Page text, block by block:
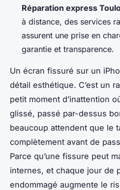
Réparation express
à distance, des services
assurent une prise en
garantie et transparence.
Un écran fissuré sur un
détail esthétique. C’est un
petit moment d’inattention
glissé, passé par-dessus
beaucoup attendent que le
complètement avant de
Parce qu’une fissure peut
internes, et chaque jour de
endommagé augmente le